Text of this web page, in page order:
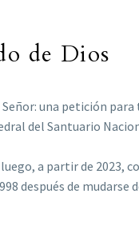
de Dios
Señor: una petición
del Santuario
a partir de 2023,
después de mudarse